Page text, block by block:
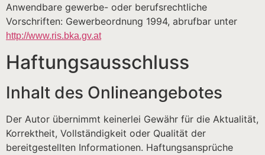
Anwendbare gewerbe- oder berufsrechtliche
Vorschriften: Gewerbeordnung 1994, abrufbar unter
http://www.ris.bka.gv.at
Haftungsausschluss
Inhalt des Onlineangebotes
Der Autor übernimmt keinerlei Gewähr für die Aktualität,
Korrektheit, Vollständigkeit oder Qualität der
bereitgestellten Informationen. Haftungsansprüche